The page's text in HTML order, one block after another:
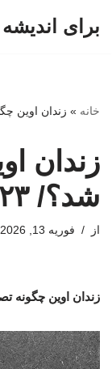
برای
خانه » زندان اوین
زندان
شد؟/ ۲۳ بهمن ۵۷
از فوریه 13, 2026
زندان اوین چگونه تصرف